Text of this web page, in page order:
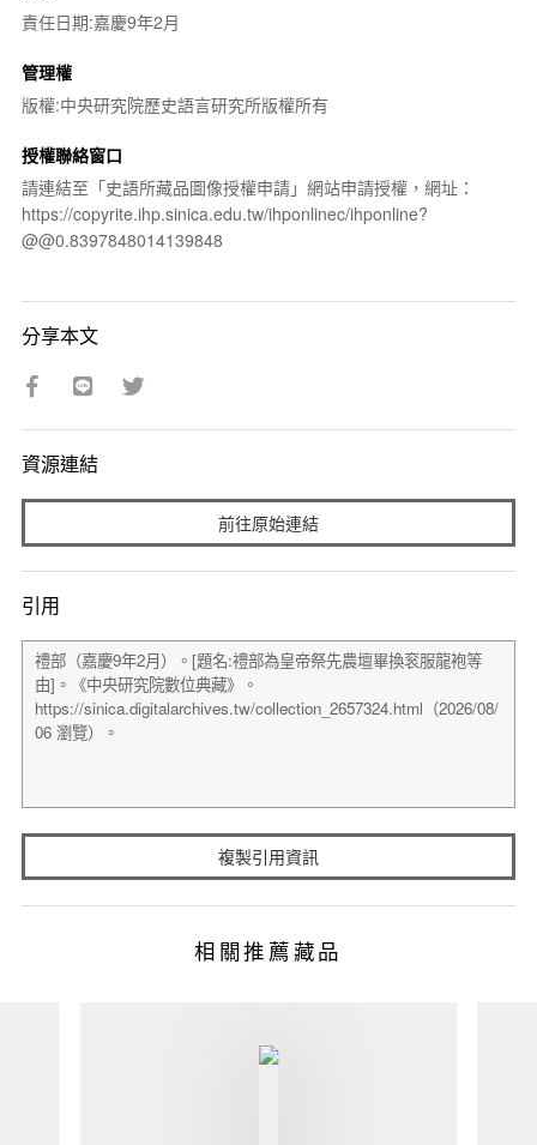
責任日期:嘉慶9年2月
管理權
版權:中央研究院歷史語言研究所版權所有
授權聯絡窗口
請連結至「史語所藏品圖像授權申請」網站申請授權，網址：
https://copyrite.ihp.sinica.edu.tw/ihponlinec/ihponline?
@@0.8397848014139848
分享本文
資源連結
前往原始連結
引用
複製引用資訊
相關推薦藏品